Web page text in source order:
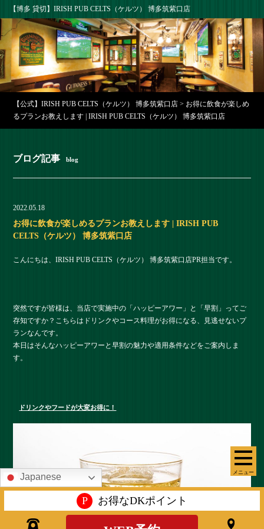
【博多 貸切】IRISH PUB CELTS（ケルツ） 博多筑紫口店
メニュー
【公式】IRISH PUB CELTS（ケルツ） 博多筑紫口店 > お得に飲食が楽しめ
るプランお教えします | IRISH PUB CELTS（ケルツ） 博多筑紫口店
ブログ記事 blog
2022.05.18
お得に飲食が楽しめるプランお教えします | IRISH PUB
CELTS（ケルツ） 博多筑紫口店
こんにちは、IRISH PUB CELTS（ケルツ） 博多筑紫口店PR担当です。
突然ですが皆様は、当店で実施中の「ハッピーアワー」と「早割」ってご
存知ですか？こちらはドリンクやコース料理がお得になる、見逃せないプ
ランなんです。
本日はそんなハッピーアワーと早割の魅力や適用条件などをご案内しま
す。
ドリンクやフードが大変お得に！
Japanese
P お得なDKポイント